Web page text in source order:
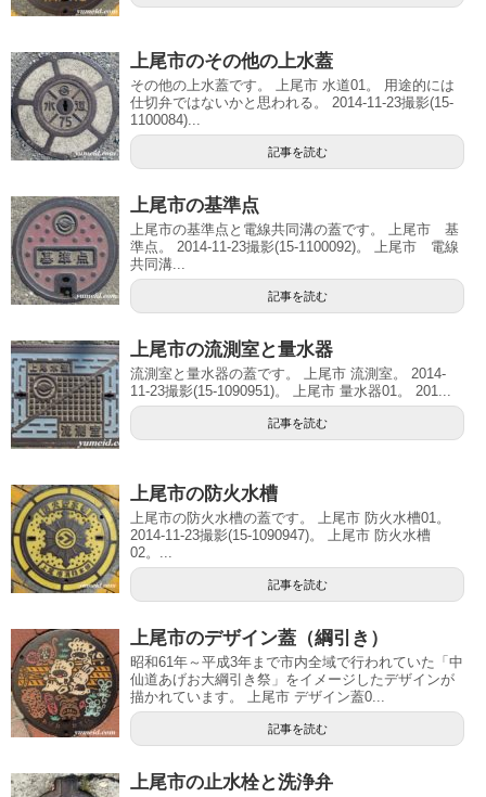
上尾市のその他の上水蓋
その他の上水蓋です。 上尾市 水道01。 用途的には
仕切弁ではないかと思われる。 2014-11-23撮影(15-
1100084)...
記事を読む
上尾市の基準点
上尾市の基準点と電線共同溝の蓋です。 上尾市 基
準点。 2014-11-23撮影(15-1100092)。 上尾市 電線
共同溝...
記事を読む
上尾市の流測室と量水器
流測室と量水器の蓋です。 上尾市 流測室。 2014-
11-23撮影(15-1090951)。 上尾市 量水器01。 201...
記事を読む
上尾市の防火水槽
上尾市の防火水槽の蓋です。 上尾市 防火水槽01。
2014-11-23撮影(15-1090947)。 上尾市 防火水槽
02。...
記事を読む
上尾市のデザイン蓋（綱引き）
昭和61年～平成3年まで市内全域で行われていた「中
仙道あげお大綱引き祭」をイメージしたデザインが
描かれています。 上尾市 デザイン蓋0...
記事を読む
上尾市の止水栓と洗浄弁